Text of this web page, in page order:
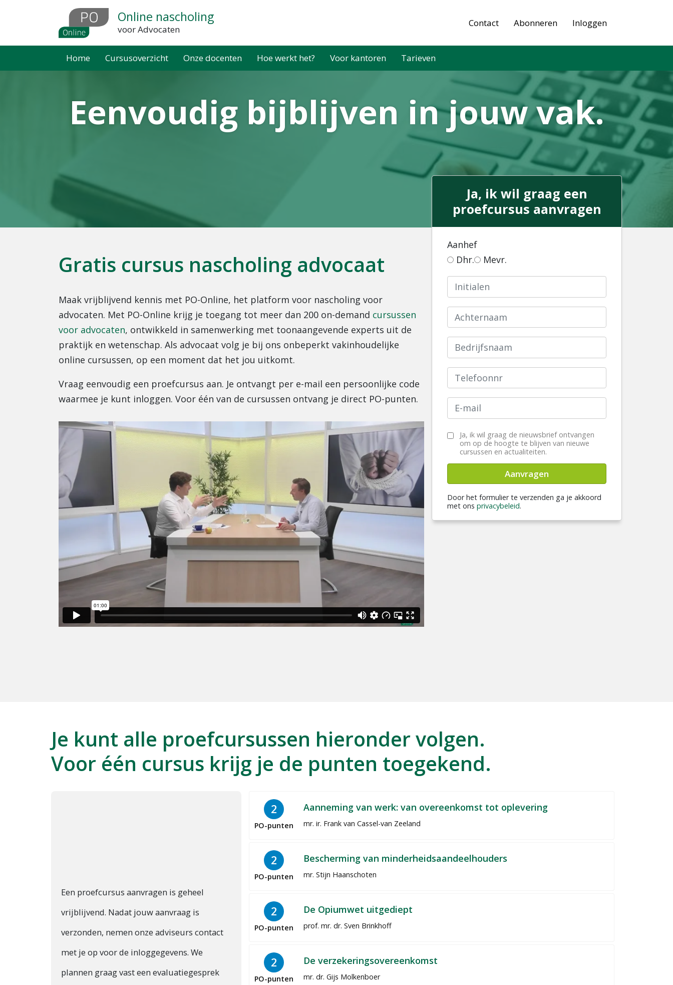
inhoud
Online nascholing
voor Advocaten
Contact Abonneren Inloggen
Home Cursusoverzicht Onze docenten Hoe werkt het? Voor kantoren Tarieven
Eenvoudig bijblijven in jouw vak.
Gratis cursus nascholing advocaat
Maak vrijblijvend kennis met PO-Online, het platform voor nascholing voor
advocaten. Met PO-Online krijg je toegang tot meer dan 200 on-demand cursussen
voor advocaten, ontwikkeld in samenwerking met toonaangevende experts uit de
praktijk en wetenschap. Als advocaat volg je bij ons onbeperkt vakinhoudelijke
online cursussen, op een moment dat het jou uitkomt.
Vraag eenvoudig een proefcursus aan. Je ontvangt per e-mail een persoonlijke code
waarmee je kunt inloggen. Voor één van de cursussen ontvang je direct PO-punten.
Ja, ik wil graag een
proefcursus aanvragen
Aanhef
Dhr.
Mevr.
Ja, ik wil graag de nieuwsbrief ontvangen
om op de hoogte te blijven van nieuwe
cursussen en actualiteiten.
Aanvragen
Door het formulier te verzenden ga je akkoord
met ons privacybeleid.
Je kunt alle proefcursussen hieronder volgen.
Voor één cursus krijg je de punten toegekend.
2
PO-punten
Aanneming van werk: van overeenkomst tot oplevering
mr. ir. Frank van Cassel-van Zeeland
2
PO-punten
Bescherming van minderheidsaandeelhouders
mr. Stijn Haanschoten
2
PO-punten
De Opiumwet uitgediept
prof. mr. dr. Sven Brinkhoff
2
PO-punten
De verzekeringsovereenkomst
mr. dr. Gijs Molkenboer
Een proefcursus aanvragen is geheel
vrijblijvend. Nadat jouw aanvraag is
verzonden, nemen onze adviseurs contact
met je op voor de inloggegevens. We
plannen graag vast een evaluatiegesprek